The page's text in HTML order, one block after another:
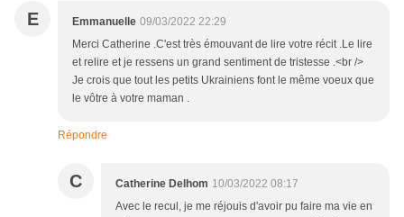
E Emmanuelle 09/03/2022 22:29
Merci Catherine .C'est très émouvant de lire votre récit .Le lire
et relire et je ressens un grand sentiment de tristesse .<br />
Je crois que tout les petits Ukrainiens font le même voeux que
le vôtre à votre maman .
Répondre
C Catherine Delhom 10/03/2022 08:17
Avec le recul, je me réjouis d'avoir pu faire ma vie en